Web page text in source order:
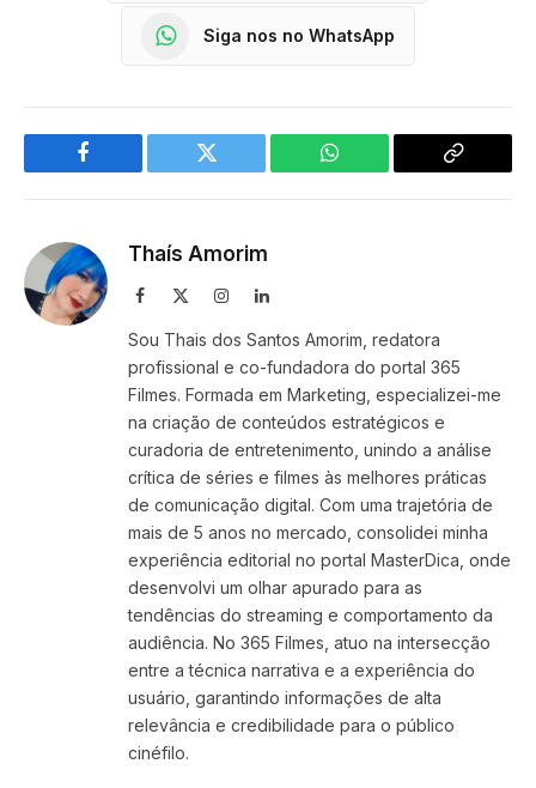
Siga nos no WhatsApp
Facebook Twitter WhatsApp
Copy
Thaís Amorim
Facebook InstagramLinkedIn
Sou Thais dos Santos Amorim, redatora
profissional e co-fundadora do portal 365
Filmes. Formada em Marketing, especializei-me
na criação de conteúdos estratégicos e
curadoria de entretenimento, unindo a análise
crítica de séries e filmes às melhores práticas
de comunicação digital. Com uma trajetória de
mais de 5 anos no mercado, consolidei minha
experiência editorial no portal MasterDica, onde
desenvolvi um olhar apurado para as
tendências do streaming e comportamento da
audiência. No 365 Filmes, atuo na intersecção
entre a técnica narrativa e a experiência do
usuário, garantindo informações de alta
relevância e credibilidade para o público
cinéfilo.